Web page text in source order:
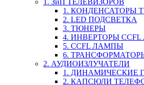
1. ЗиП ТЕЛЕВИЗОРОВ
1. КОНДЕНСАТОРЫ
2. LED ПОДСВЕТКА
3. ТЮНЕРЫ
4. ИНВЕРТОРЫ
5. CCFL ЛАМПЫ
6.
2. АУДИОИЗЛУЧАТЕЛИ
1. ДИНАМИЧЕСКИЕ
2. КАПСЮЛИ